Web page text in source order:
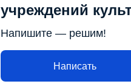
учреждений
Напишите — решим!
Написать